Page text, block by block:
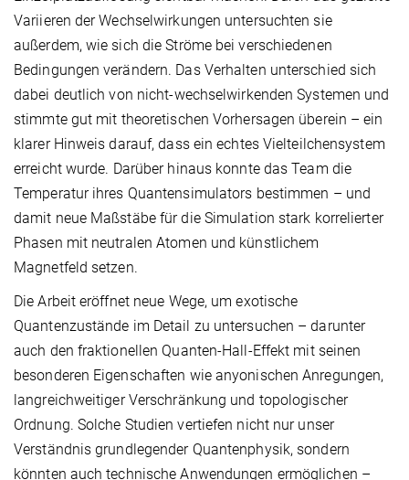
Variieren der Wechselwirkungen untersuchten sie
außerdem, wie sich die Ströme bei verschiedenen
Bedingungen verändern. Das Verhalten unterschied sich
dabei deutlich von nicht-wechselwirkenden Systemen und
stimmte gut mit theoretischen Vorhersagen überein – ein
klarer Hinweis darauf, dass ein echtes Vielteilchensystem
erreicht wurde. Darüber hinaus konnte das Team die
Temperatur ihres Quantensimulators bestimmen – und
damit neue Maßstäbe für die Simulation stark korrelierter
Phasen mit neutralen Atomen und künstlichem
Magnetfeld setzen.
Die Arbeit eröffnet neue Wege, um exotische
Quantenzustände im Detail zu untersuchen – darunter
auch den fraktionellen Quanten-Hall-Effekt mit seinen
besonderen Eigenschaften wie anyonischen Anregungen,
langreichweitiger Verschränkung und topologischer
Ordnung. Solche Studien vertiefen nicht nur unser
Verständnis grundlegender Quantenphysik, sondern
könnten auch technische Anwendungen ermöglichen –